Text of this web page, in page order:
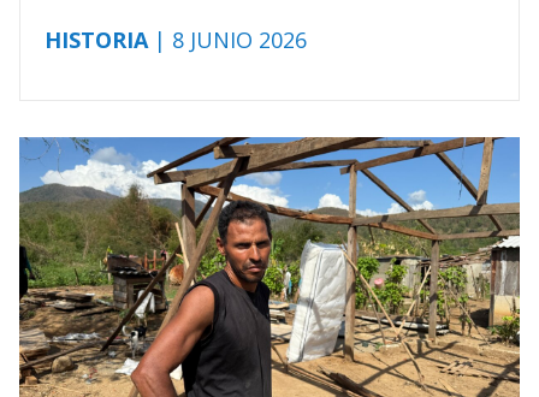
HISTORIA| 8 JUNIO 2026